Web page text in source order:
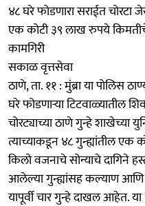
४८ घरे फोडणारा सराईत चोरटा
एक कोटी ३९ लाख रुपये
कामगिरी
सकाळ वृत्तसेवा
ठाणे, ता. ११ : मुंब्रा या पोलिस
घरे फोडणाऱ्या टिटवाळ्यातील
चोरट्याच्या ठाणे गुन्हे
त्याच्याकडून ४८ गुन्ह्यांतील
किलो वजनाचे सोन्याचे
आलेल्या गुन्ह्यांसह कल्याण आणि
यापूर्वी चार गुन्हे दाखल आहेत. या